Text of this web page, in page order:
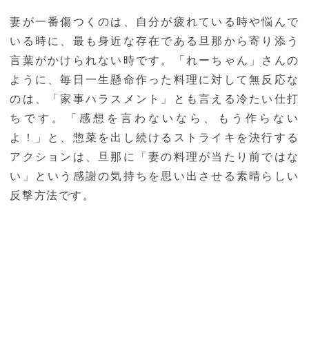
妻が一番傷つくのは、自分が疲れている時や悩んで
いる時に、最も身近な存在である旦那から寄り添う
言葉がかけられない時です。「れーちゃん」さんの
ように、毎日一生懸命作った料理に対して無反応な
のは、「家事ハラスメント」とも言える冷たい仕打
ちです。「感想を言わないなら、もう作らない
よ！」と、惣菜を出し続けるストライキを決行する
アクションは、旦那に「妻の料理が当たり前ではな
い」という感謝の気持ちを思い出させる素晴らしい
反撃方法です。